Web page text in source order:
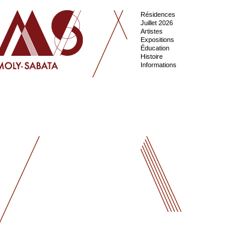
Résidences
Juillet 2026
Artistes
Expositions
Éducation
Histoire
Informations